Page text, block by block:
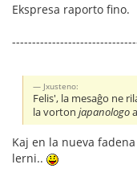
Ekspresa raporto fino.
Jxusteno:
Felis', la mesaĝo ne
la vortonjapanologo
Kaj en la nueva
lerni..